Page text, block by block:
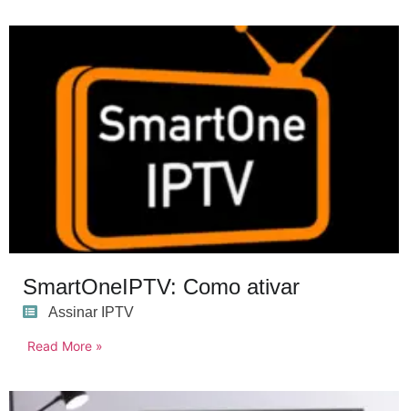
SmartOneIPTV: Como ativar
Assinar IPTV
Read More »